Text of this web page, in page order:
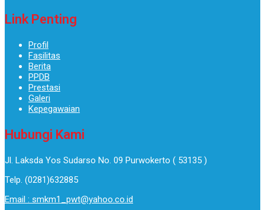
Link Penting
Profil
Fasilitas
Berita
PPDB
Prestasi
Galeri
Kepegawaian
Hubungi Kami
Jl. Laksda Yos Sudarso No. 09 Purwokerto ( 53135 )​
Telp. (0281)632885
Email : smkm1_pwt@yahoo.co.id